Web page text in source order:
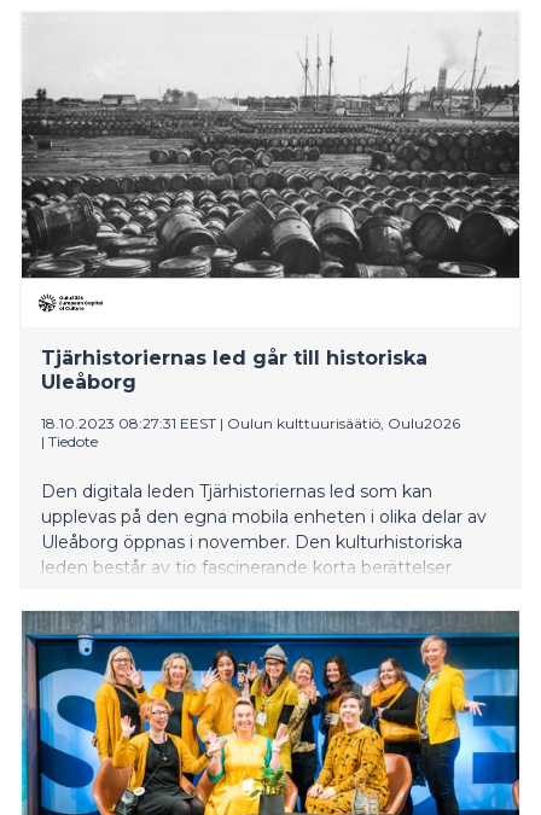
Tjärhistoriernas led går till historiska
Uleåborg
18.10.2023 08:27:31 EEST | Oulun kulttuurisäätiö, Oulu2026
| Tiedote
Den digitala leden Tjärhistoriernas led som kan
upplevas på den egna mobila enheten i olika delar av
Uleåborg öppnas i november. Den kulturhistoriska
leden består av tio fascinerande korta berättelser
baserade på autentiska platser, händelser och
personer från tjärhandels guldålder i Uleåborg.